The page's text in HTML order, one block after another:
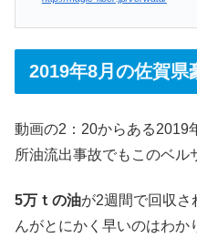
2019年8月の佐賀県
動画の2：20からある2019
所油流出事故でもこのベル
5万ｔの油が2週間で回収さ
んがとにかく早いのはわか